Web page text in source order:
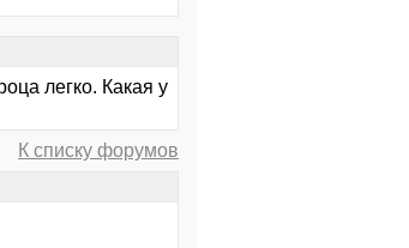
легко. Какая у
К списку форумов